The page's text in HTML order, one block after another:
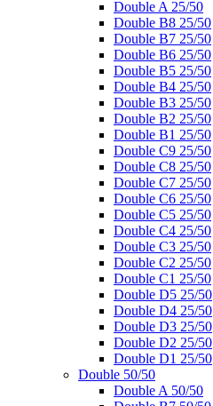
Double A 25/50
Double B8 25/50
Double B7 25/50
Double B6 25/50
Double B5 25/50
Double B4 25/50
Double B3 25/50
Double B2 25/50
Double B1 25/50
Double C9 25/50
Double C8 25/50
Double C7 25/50
Double C6 25/50
Double C5 25/50
Double C4 25/50
Double C3 25/50
Double C2 25/50
Double C1 25/50
Double D5 25/50
Double D4 25/50
Double D3 25/50
Double D2 25/50
Double D1 25/50
Double 50/50
Double A 50/50